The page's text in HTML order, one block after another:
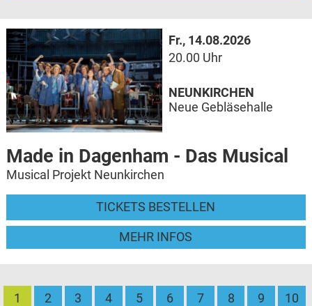
Fr., 14.08.2026
20.00 Uhr
Made in Dagenham - Das Musical
Musical Projekt Neunkirchen
TICKETS BESTELLEN
MEHR INFOS
NEUNKIRCHEN
Neue Gebläsehalle
1 2 3 4 5 6 7 8 9
10